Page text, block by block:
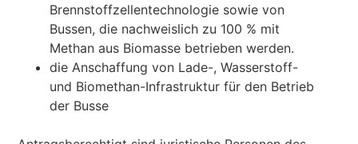
Brennstoffzellentechnologie sowie von
Bussen, die nachweislich zu 100 % mit
Methan aus Biomasse betrieben werden.
die Anschaffung von Lade-, Wasserstoff-
und Biomethan-Infrastruktur für den Betrieb
der Busse